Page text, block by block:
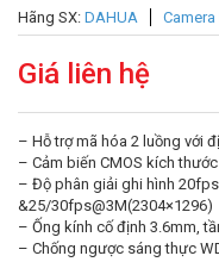
Hãng SX: DAHUA Camera
Giá liên hệ
– Hỗ trợ mã hóa 2 luồng với
– Cảm biến CMOS kích
– Độ phân giải ghi hình
&25/30fps@3M(2304×1296)
– Ống kính cố định 3.6mm,
– Chống ngược sáng thực